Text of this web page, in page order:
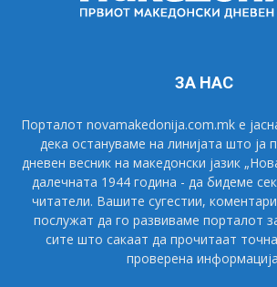
ЗА НАС
Порталот novamakedonija.com.mk е
дека остануваме на линијата што ја
дневен весник на македонски јазик
далечната 1944 година - да бидеме
читатели. Вашите сугестии,
послужат да го развиваме порталот
сите што сакаат да прочитаат
проверена